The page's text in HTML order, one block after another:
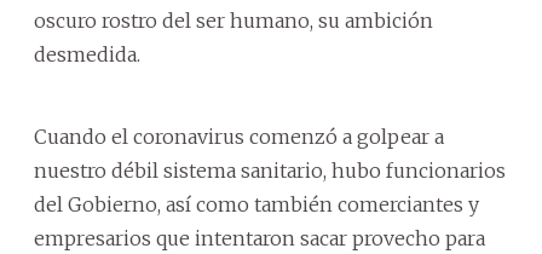
oscuro rostro del ser humano, su ambición
desmedida.
Cuando el coronavirus comenzó a golpear a
nuestro débil sistema sanitario, hubo funcionarios
del Gobierno, así como también comerciantes y
empresarios que intentaron sacar provecho para